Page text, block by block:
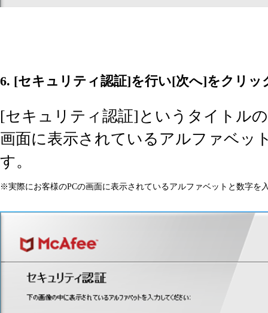
6. [セキュリティ認証]を行い[次へ]をクリッ
[セキュリティ認証]というタイトル
画面に表示されているアルファベッ
す。
※実際にお客様のPCの画面に表示されているアルファベットと数字を